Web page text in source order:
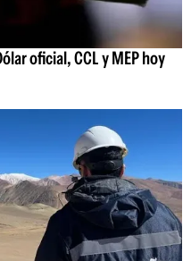
oficial, CCL y MEP hoy